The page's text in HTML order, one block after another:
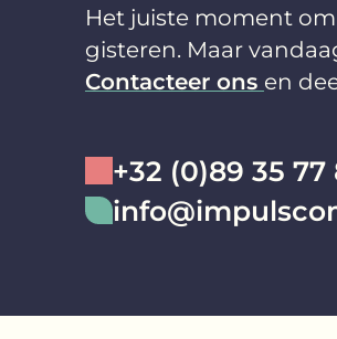
Het juiste moment
gisteren. Maar
Contacteer ons en
+32 (0)89 35 77